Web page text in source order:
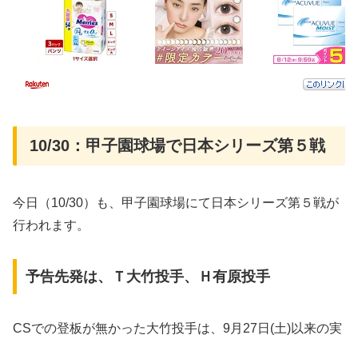
10/30：甲子園球場で日本シリーズ第５戦
今日（10/30）も、甲子園球場にて日本シリーズ第５戦が
行われます。
予告先発は、Ｔ大竹投手、Ｈ有原投手
CSでの登板が無かった大竹投手は、9月27日(土)以来の実